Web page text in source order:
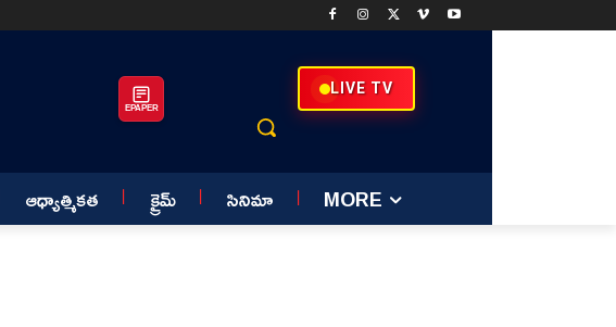
EPAPER
LIVE TV
ఆధ్యాత్మికత క్రైమ్ సినిమా MORE